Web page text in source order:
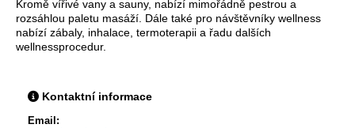
Kromě vířivé vany a sauny, nabízí mimořádně pestrou a
rozsáhlou paletu masáží. Dále také pro návštěvníky wellness
nabízí zábaly, inhalace, termoterapii a řadu dalších
wellnessprocedur.
Kontaktní informace
Email: